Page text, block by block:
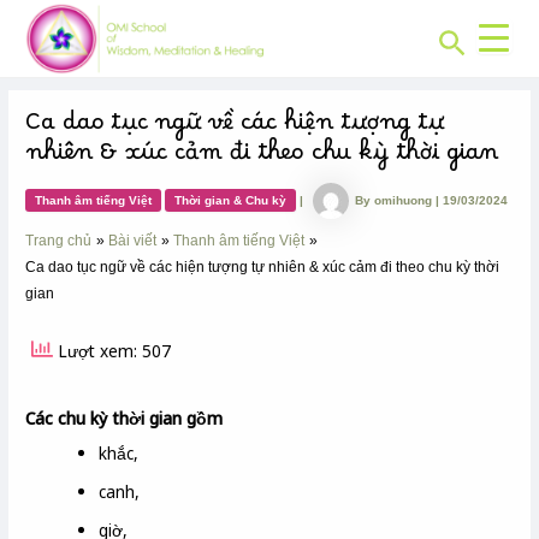
content
Search
Ca dao tục ngữ về các hiện tượng tự
nhiên & xúc cảm đi theo chu kỳ thời gian
Thanh âm tiếng Việt Thời gian & Chu kỳ | Byomihuong|19/03/2024
Trang chủ Bài viết
Thanh âm tiếng Việt
Ca dao tục ngữ về các hiện tượng tự nhiên & xúc cảm đi theo chu kỳ thời
gian
Lượt xem: 507
Các chu kỳ thời gian gồm
khắc,
canh,
giờ,
Post
navigation
CHUYÊN
MỤC: